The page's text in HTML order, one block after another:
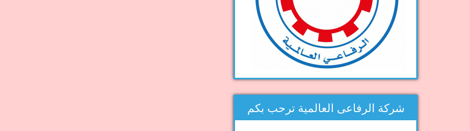
شركة الرفاعى العالمية ترحب بكم